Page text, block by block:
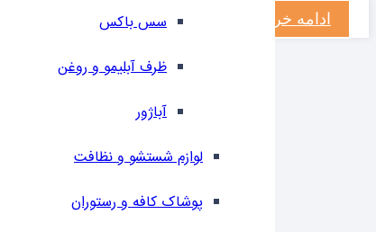
سس باکس
ظرف آبلیمو و روغن
آباژور
لوازم شستشو و نظافت
پوشاک کافه و رستوران
ادامه خرید